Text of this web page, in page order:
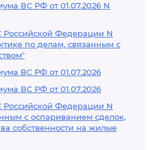
ВС РФ от 01.07.2026 N
Российской Федерации N
по делам, связанным с
ВС РФ от 01.07.2026
ВС РФ от 01.07.2026
Российской Федерации N
с оспариванием сделок,
собственности на жилые